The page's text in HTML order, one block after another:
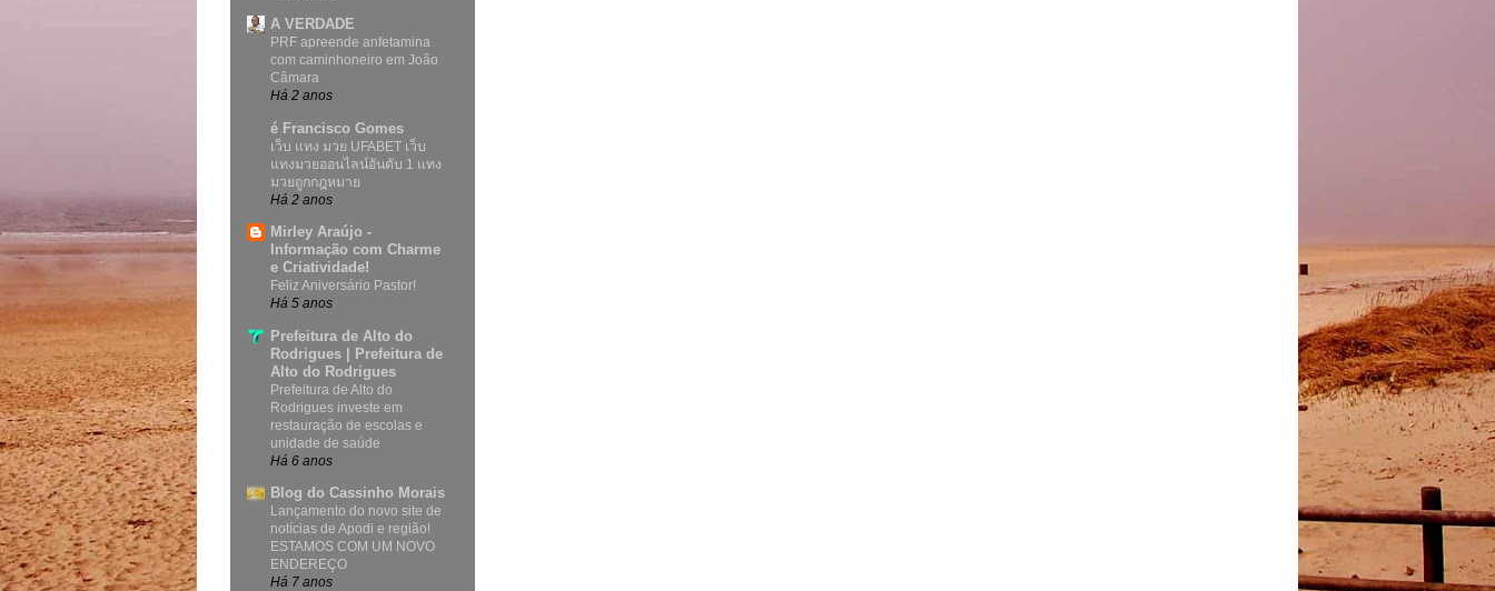
A VERDADE
PRF apreende anfetamina
com caminhoneiro em João
Câmara
Há 2 anos
é Francisco Gomes
เว็บ แทง มวย UFABET เว็บ
แทงมวยออนไลน์อันดับ 1 แทง
มวยถูกกฎหมาย
Há 2 anos
Mirley Araújo -
Informação com Charme
e Criatividade!
Feliz Aniversário Pastor!
Há 5 anos
Prefeitura de Alto do
Rodrigues | Prefeitura de
Alto do Rodrigues
Prefeitura de Alto do
Rodrigues investe em
restauração de escolas e
unidade de saúde
Há 6 anos
Blog do Cassinho Morais
Lançamento do novo site de
notícias de Apodi e região!
ESTAMOS COM UM NOVO
ENDEREÇO
Há 7 anos